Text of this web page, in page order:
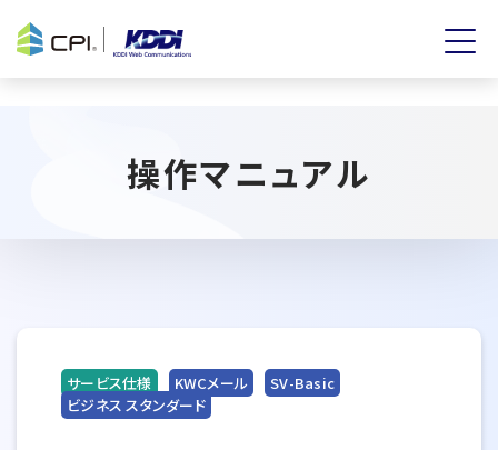
操作マニュアル
サービス仕様 KWCメール
SV-Basic
ビジネス スタンダード